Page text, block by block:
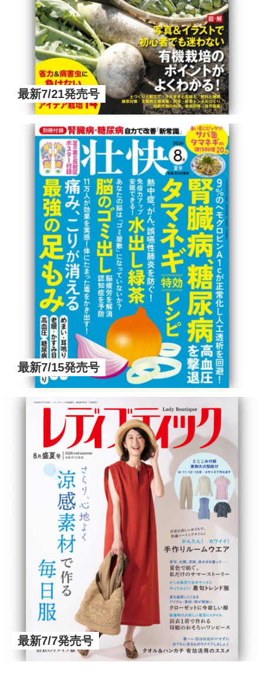
最新7/21発売号
最新7/15発売号
最新7/7発売号